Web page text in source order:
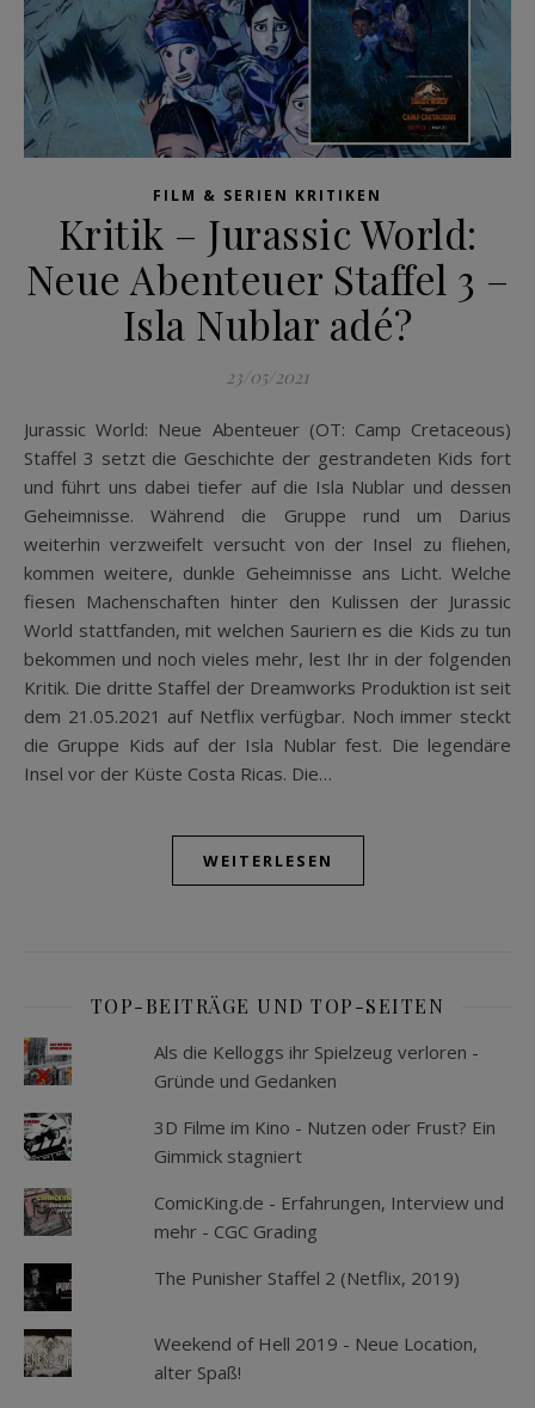
FILM & SERIEN KRITIKEN
Kritik – Jurassic World:
Neue Abenteuer Staffel 3 –
Isla Nublar adé?
23/05/2021
Jurassic World: Neue Abenteuer (OT: Camp Cretaceous)
Staffel 3 setzt die Geschichte der gestrandeten Kids fort
und führt uns dabei tiefer auf die Isla Nublar und dessen
Geheimnisse. Während die Gruppe rund um Darius
weiterhin verzweifelt versucht von der Insel zu fliehen,
kommen weitere, dunkle Geheimnisse ans Licht. Welche
fiesen Machenschaften hinter den Kulissen der Jurassic
World stattfanden, mit welchen Sauriern es die Kids zu tun
bekommen und noch vieles mehr, lest Ihr in der folgenden
Kritik. Die dritte Staffel der Dreamworks Produktion ist seit
dem 21.05.2021 auf Netflix verfügbar. Noch immer steckt
die Gruppe Kids auf der Isla Nublar fest. Die legendäre
Insel vor der Küste Costa Ricas. Die…
WEITERLESEN
TOP-BEITRÄGE UND TOP-SEITEN
Als die Kelloggs ihr Spielzeug verloren -
Gründe und Gedanken
3D Filme im Kino - Nutzen oder Frust? Ein
Gimmick stagniert
ComicKing.de - Erfahrungen, Interview und
mehr - CGC Grading
The Punisher Staffel 2 (Netflix, 2019)
Weekend of Hell 2019 - Neue Location,
alter Spaß!